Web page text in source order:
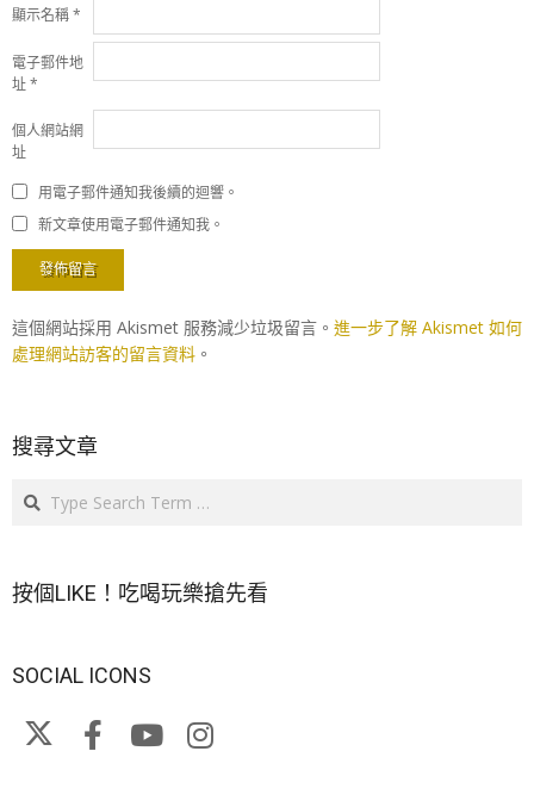
顯示名稱*
電子郵件地
址*
個人網站網
址
用電子郵件通知我後續的迴響。
新文章使用電子郵件通知我。
這個網站採用 Akismet 服務減少垃圾留言。 進一步了解 Akismet 如何
處理網站訪客的留言資料 。
搜尋文章
Search
按個LIKE！吃喝玩樂搶先看
SOCIAL ICONS